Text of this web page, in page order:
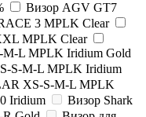
Визор AGV GT7
3 MPLK Clear
MPLK Clear
L MPLK Iridium Gold
S-M-L MPLK Iridium
XS-S-M-L MPLK
Iridium
Визор Shark